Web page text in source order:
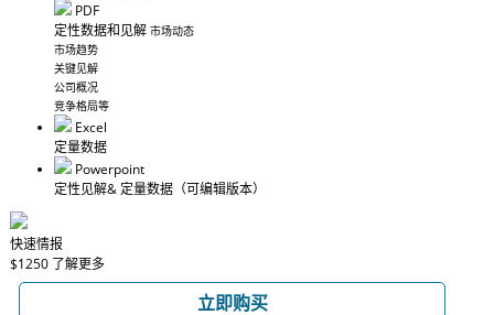
PDF
定性数据和见解 市场动态
市场趋势
关键见解
公司概况
竞争格局等
Excel
定量数据
Powerpoint
定性见解& 定量数据 （可编辑版本）
快速情报
$1250 了解更多
立即购买